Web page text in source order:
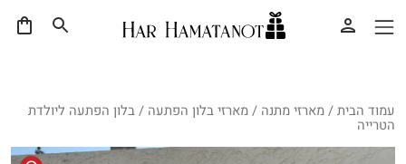
עמוד הבית/מארזי מתנה /מארזי בלון הפתעה / בלון הפתעה ליולדת
הטרייה